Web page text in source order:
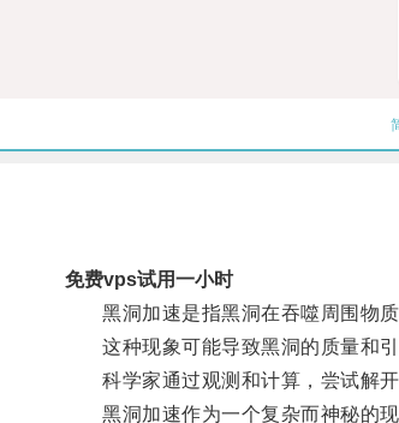
免费vps试用一小时
黑洞加速是指黑洞在吞噬周围物质
这种现象可能导致黑洞的质量和引
科学家通过观测和计算，尝试解开
黑洞加速作为一个复杂而神秘的现